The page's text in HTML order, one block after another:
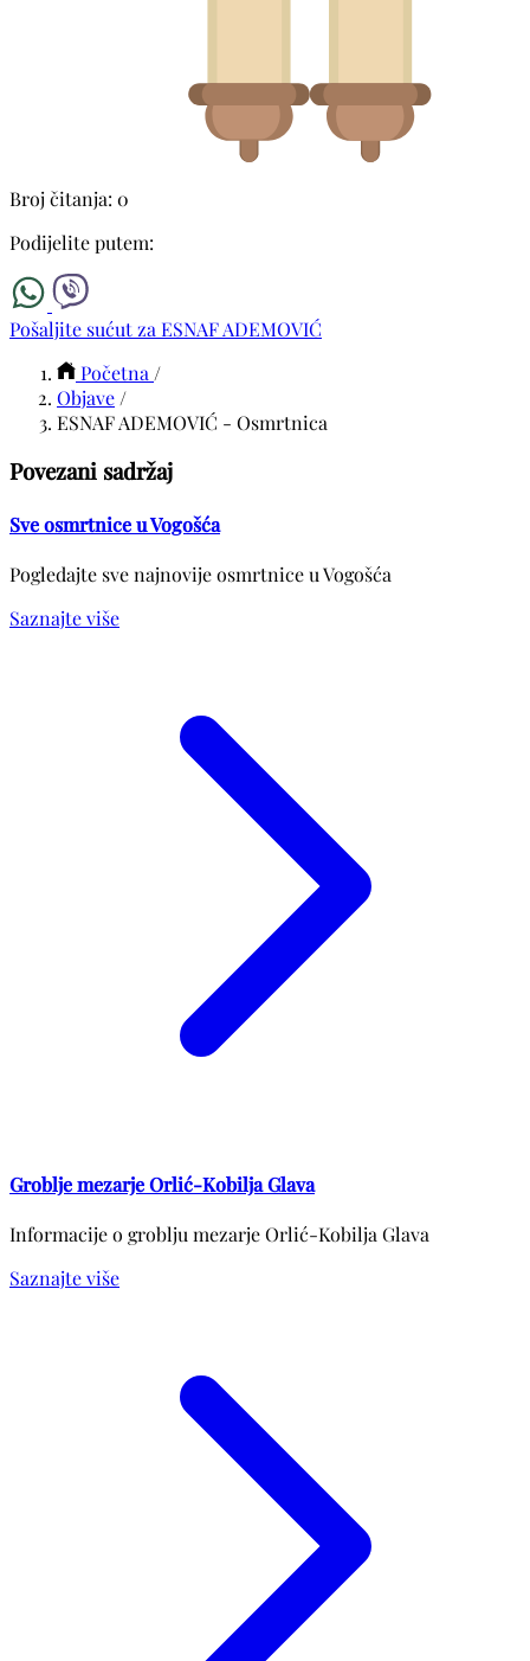
Broj čitanja: 0
Podijelite putem:
Pošaljite sućut za ESNAF ADEMOVIĆ
Početna /
Objave /
ESNAF ADEMOVIĆ - Osmrtnica
Povezani sadržaj
Sve osmrtnice u Vogošća
Pogledajte sve najnovije osmrtnice u Vogošća
Saznajte više
Groblje mezarje Orlić-Kobilja Glava
Informacije o groblju mezarje Orlić-Kobilja Glava
Saznajte više